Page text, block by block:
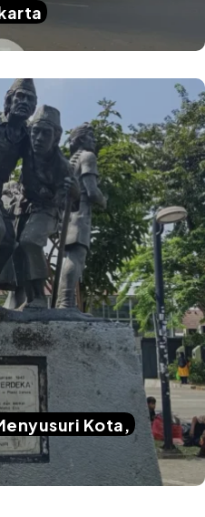
Kota,